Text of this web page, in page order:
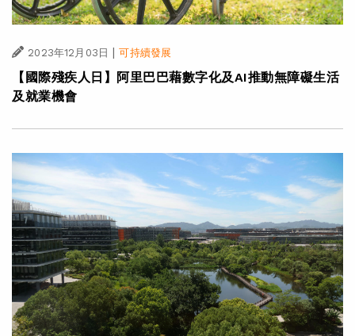
2023年12月03日 | 可持續發展
【國際殘疾人日】阿里巴巴藉數字化及AI推動無障礙生活
及就業機會